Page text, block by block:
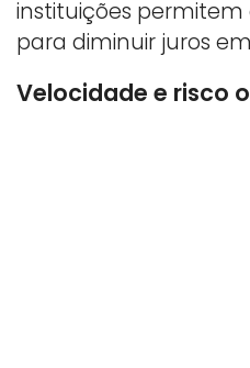
instituições
para diminuir juros
Velocidade e risco